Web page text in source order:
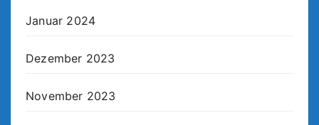
Januar 2024
Dezember 2023
November 2023